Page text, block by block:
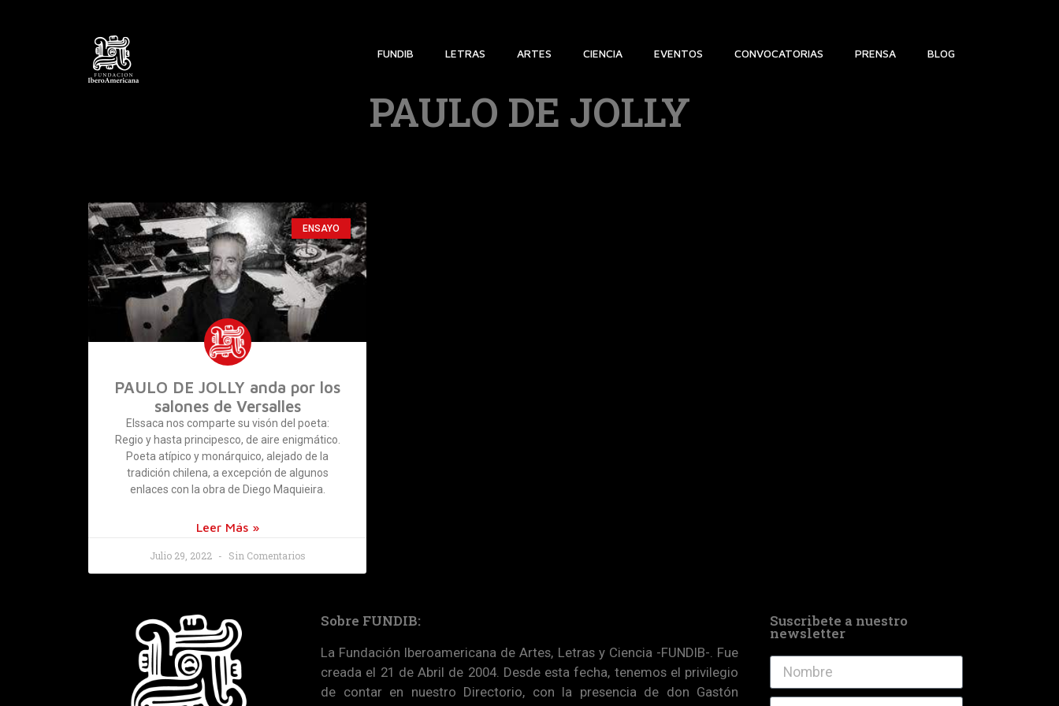
FUNDIB LETRAS ARTES CIENCIA EVENTOS CONVOCATORIAS PRENSA BLOG
PAULO DE JOLLY
ENSAYO
PAULO DE JOLLY anda por los
salones de Versalles
Elssaca nos comparte su visón del poeta:
Regio y hasta principesco, de aire enigmático.
Poeta atípico y monárquico, alejado de la
tradición chilena, a excepción de algunos
enlaces con la obra de Diego Maquieira.
Leer Más »
Julio 29, 2022 Sin Comentarios
Sobre FUNDIB:
La Fundación Iberoamericana de Artes, Letras y Ciencia -FUNDIB-. Fue
creada el 21 de Abril de 2004. Desde esta fecha, tenemos el privilegio
de contar en nuestro Directorio, con la presencia de don Gastón
Suscribete a nuestro
newsletter